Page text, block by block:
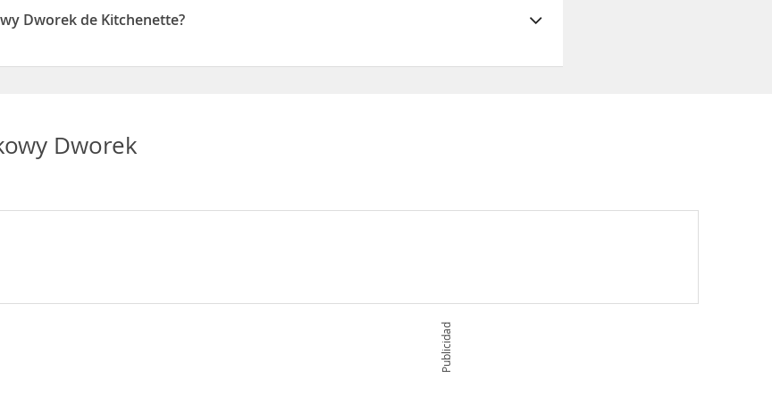
Dworek de Kitchenette?
Dworek
Publicidad